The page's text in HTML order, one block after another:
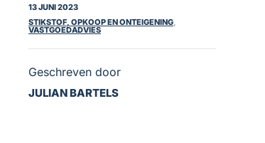
13 JUNI 2023
STIKSTOF, OPKOOP EN ONTEIGENING,
VASTGOEDADVIES
Geschreven door
JULIAN BARTELS